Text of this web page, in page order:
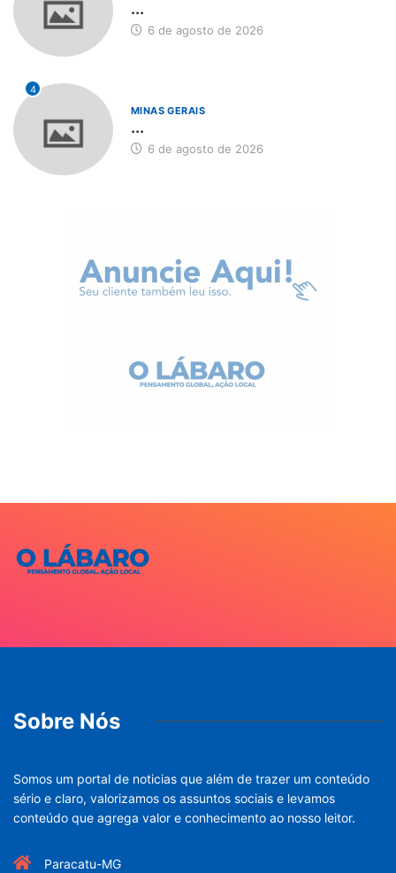
...
6 de agosto de 2026
4
MINAS GERAIS
...
6 de agosto de 2026
Sobre Nós
Somos um portal de noticias que além de trazer um conteúdo
sério e claro, valorizamos os assuntos sociais e levamos
conteúdo que agrega valor e conhecimento ao nosso leitor.
Paracatu-MG